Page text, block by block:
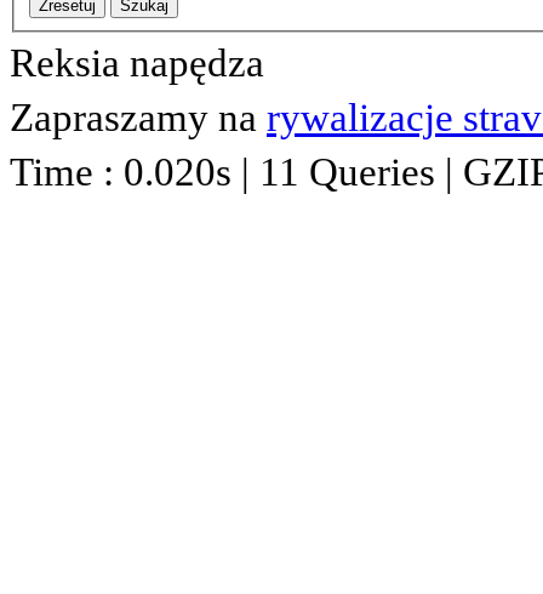
Zresetuj Szukaj
Reksia napędza
Zapraszamy na rywalizacje
Time : 0.020s | 11 Queries |